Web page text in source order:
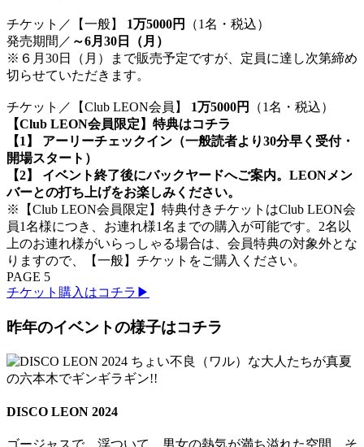
チケット／【一般】 1万5000円
（1名・税込）
発売期間／ ～6月30日（月）
※６月30日（月）まで販売予定ですが、定員に達し次第締め
切らせていただきます。
チケット／【Club LEON会員】 1万5000円
（1名・税込）
【Club LEON会員限定】特典はコチラ
【1】 アーリーチェックイン（一般読者より30分早く受付・
開場スタート）
【2】 イベント終了後にバックヤードへご案内。LEONメン
バーとの打ち上げをお楽しみください。
※【Club LEON会員限定】特典付きチケットはClub LEON会
員1名様につき、お連れ様1名までの購入が可能です。2名以
上のお連れ様がいらっしゃる場合は、会員特典の対象外とな
りますので、【一般】チケットをご購入ください。
PAGE 5
チケット購入はコチラ▶
昨年のイベントの様子はコチラ
DISCO LEON 2024